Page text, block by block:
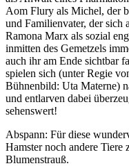
Aom Flury als Michel, der
und Familienvater, der sich
Ramona Marx als sozial
inmitten des Gemetzels
auch ihr am Ende sichtbar
spielen sich (unter Regie
Bühnenbild: Uta Materne)
und entlarven dabei
sehenswert!
Abspann: Für diese
Hamster noch andere Tiere
Blumenstrauß.